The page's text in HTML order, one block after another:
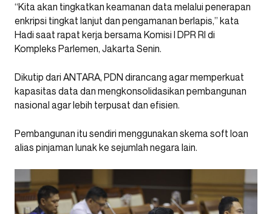
“Kita akan tingkatkan keamanan data melalui penerapan
enkripsi tingkat lanjut dan pengamanan berlapis,” kata
Hadi saat rapat kerja bersama Komisi I DPR RI di
Kompleks Parlemen, Jakarta Senin.
Dikutip dari ANTARA, PDN dirancang agar memperkuat
kapasitas data dan mengkonsolidasikan pembangunan
nasional agar lebih terpusat dan efisien.
Pembangunan itu sendiri menggunakan skema soft loan
alias pinjaman lunak ke sejumlah negara lain.